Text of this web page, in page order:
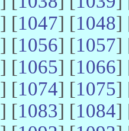
] [1047] [1048]
] [1056] [1057]
] [1065] [1066]
] [1074] [1075]
] [1083] [1084]